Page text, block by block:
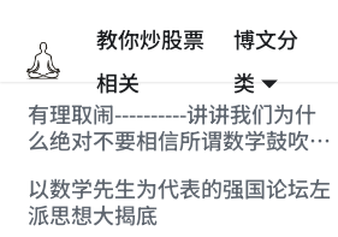
教你炒股票
相关
博文分
类
有理取闹----------讲讲我们为什
么绝对不要相信所谓数学鼓吹的
贴)
以数学先生为代表的强国论坛左
派思想大揭底